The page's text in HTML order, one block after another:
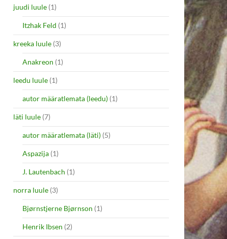
juudi luule (1)
Itzhak Feld (1)
kreeka luule (3)
Anakreon (1)
leedu luule (1)
autor määratlemata (leedu) (1)
läti luule (7)
autor määratlemata (läti) (5)
Aspazija (1)
J. Lautenbach (1)
norra luule (3)
Bjørnstjerne Bjørnson (1)
Henrik Ibsen (2)